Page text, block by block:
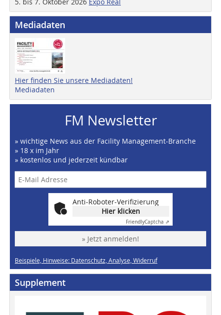
5. bis 7. Oktober 2026 Expo Real
Mediadaten
Hier finden Sie unsere Mediadaten!
Mediadaten
FM Newsletter
» wichtige News aus der Facility Management-Branche
» 18 x im Jahr
» kostenlos und jederzeit kündbar
Anti-Roboter-Verifizierung
Hier klicken
FriendlyCaptcha ⇗
» Jetzt anmelden!
Beispiele, Hinweise: Datenschutz, Analyse, Widerruf
Supplement